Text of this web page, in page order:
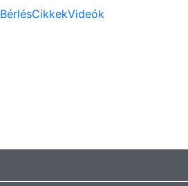
BérlésCikkekVideók